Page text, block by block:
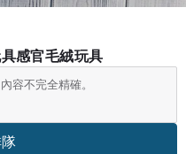
感官毛絨玩具
容不完全精確。